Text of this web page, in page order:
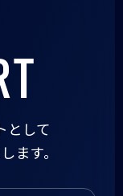
として
ます。